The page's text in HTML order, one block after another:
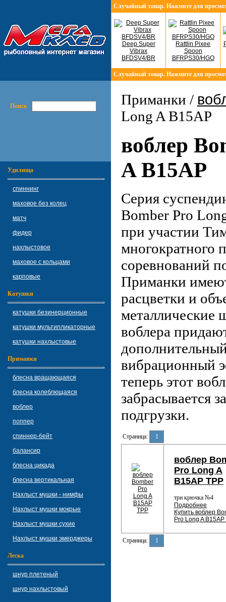
Случайный товар. Нажмите для
Deep Super
Vibrax
BFDSV4/BR
Rattlin Pixee
Spoon
BFRPS30/HGO
Случайный товар. Нажмите для
Поиск
Удилища
спиннинг
маховое без колец
матч
фидер
нахлыстовое
маховое с кольцами
карповые
Катушки
катушки безинерционные
катушки мультипликаторные
катушки нахлыстовые
Приманки
блесна вращающаяся
блесна колеблющаяся
воблер
поппер
спиннер-бейт
балансир
блесна цикада
блесна вертикальная
Нахлыст мушки - нимфы
Нахлыст мушки мокрые
Нахлыст мушки сухие
Нахлыст мушки эмерджеры
Леска
шнур плетеный
шнур нахлыстовый
Приманки /
Long A B15AP
воблер
A B15AP
Cерия
Bomber Pro
при участии
многократного
соревнований
Приманки
расцветки и
металлические
воблера
вибрационный
теперь этот
забрасывается
подгрузки.
Страница: 1
воблер
Pro Long A
B15AP TPP
три крючка №4
Подробнее
Купить воблер
Pro Long A B15AP
Страница: 1